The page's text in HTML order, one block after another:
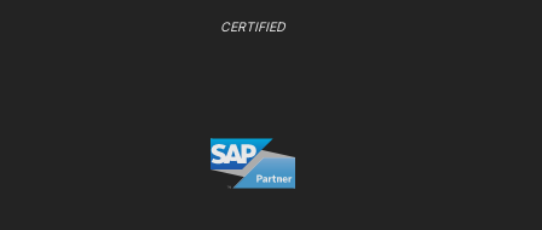
CERTIFIED